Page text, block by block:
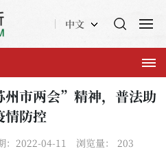
中文
市两会”精神，普法助
情防控
：2022-04-11 浏览量： 203